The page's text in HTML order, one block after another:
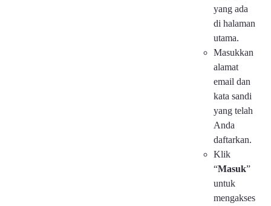
yang ada
di halaman
utama.
Masukkan
alamat
email dan
kata sandi
yang telah
Anda
daftarkan.
Klik
“Masuk”
untuk
mengakses